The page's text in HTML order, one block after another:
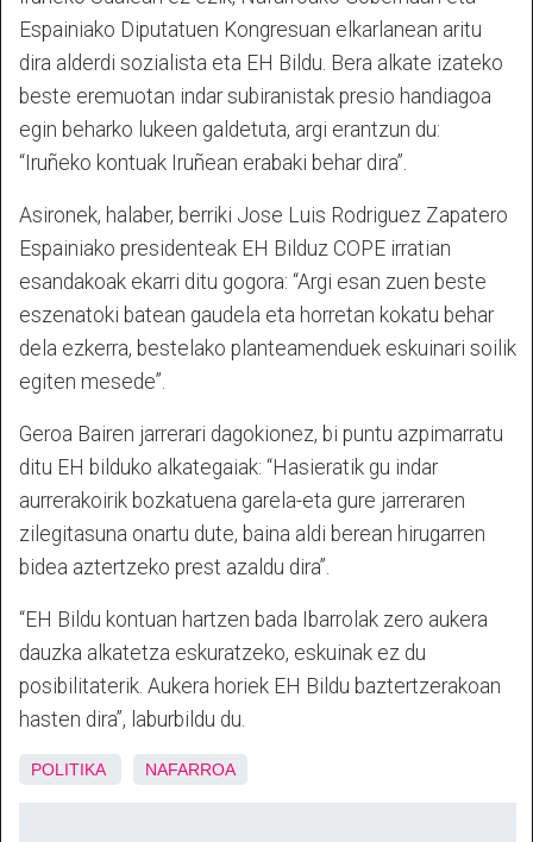
Espainiako Diputatuen Kongresuan elkarlanean aritu
dira alderdi sozialista eta EH Bildu. Bera alkate izateko
beste eremuotan indar subiranistak presio handiagoa
egin beharko lukeen galdetuta, argi erantzun du:
“Iruñeko kontuak Iruñean erabaki behar dira”.
Asironek, halaber, berriki Jose Luis Rodriguez Zapatero
Espainiako presidenteak EH Bilduz COPE irratian
esandakoak ekarri ditu gogora: “Argi esan zuen beste
eszenatoki batean gaudela eta horretan kokatu behar
dela ezkerra, bestelako planteamenduek eskuinari soilik
egiten mesede”.
Geroa Bairen jarrerari dagokionez, bi puntu azpimarratu
ditu EH bilduko alkategaiak: “Hasieratik gu indar
aurrerakoirik bozkatuena garela-eta gure jarreraren
zilegitasuna onartu dute, baina aldi berean hirugarren
bidea aztertzeko prest azaldu dira”.
“EH Bildu kontuan hartzen bada Ibarrolak zero aukera
dauzka alkatetza eskuratzeko, eskuinak ez du
posibilitaterik. Aukera horiek EH Bildu baztertzerakoan
hasten dira”, laburbildu du.
POLITIKA NAFARROA